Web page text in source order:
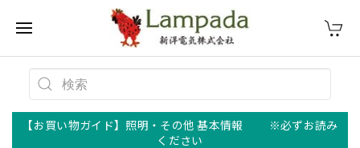
【お買い物ガイド】照明・その他 基本情報 ※必ずお読み
ください